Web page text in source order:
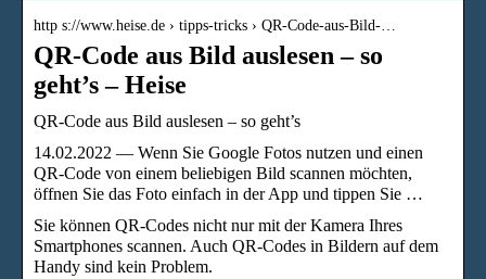
http s://www.heise.de › tipps-tricks › QR-Code-aus-Bild-…
QR-Code aus Bild auslesen – so
geht’s – Heise
QR-Code aus Bild auslesen – so geht’s
14.02.2022 — Wenn Sie Google Fotos nutzen und einen
QR-Code von einem beliebigen Bild scannen möchten,
öffnen Sie das Foto einfach in der App und tippen Sie …
Sie können QR-Codes nicht nur mit der Kamera Ihres
Smartphones scannen. Auch QR-Codes in Bildern auf dem
Handy sind kein Problem.